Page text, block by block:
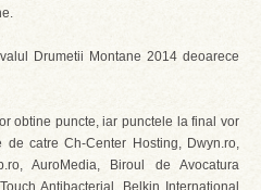
Drumetii Montane 2014 deoarece
obtine puncte, iar punctele la final vor
catre Ch-Center Hosting, Dwyn.ro,
AuroMedia, Biroul de Avocatura
Antibacterial, Belkin International